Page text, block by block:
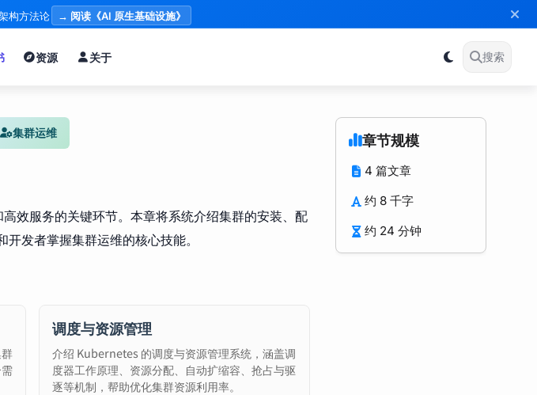
构方法论 → 阅读《AI 原生基础设施》
资源 关于 搜索
集群运维
效服务的关键环节。本章将系统介绍集群的安装、配
发者掌握集群运维的核心技能。
调度与资源管理
介绍 Kubernetes 的调度与资源管理系统，涵盖调
度器工作原理、资源分配、自动扩缩容、抢占与驱
逐等机制，帮助优化集群资源利用率。
章节规模
4 篇文章
约 8 千字
约 24 分钟